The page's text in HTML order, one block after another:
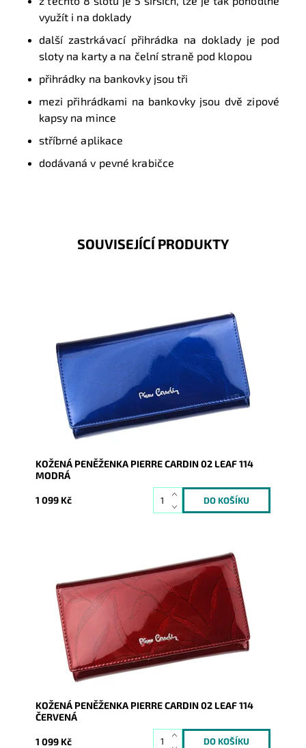
využít i na doklady
další zastrkávací přihrádka na doklady je pod
sloty na karty a na čelní straně pod klopou
přihrádky na bankovky jsou tři
mezi přihrádkami na bankovky jsou dvě zipové
kapsy na mince
stříbrné aplikace
dodávaná v pevné krabičce
SOUVISEJÍCÍ PRODUKTY
Velmi luxusní kožená peněženka známé značky Pierre
Cardin z velmi příjemné kůže je nezbytným...
Dostupnost:
Značka:
Pierre Cardin
Záruka:
KOŽENÁ PENĚŽENKA PIERRE CARDIN 02 LEAF 114
MODRÁ
1 099 Kč
Velmi luxusní kožená peněženka známé značky Pierre
Cardin z velmi příjemné kůže je nezbytným...
Dostupnost:
Skladem
1808
Značka:
Pierre Cardin
Záruka:
2 roky
KOŽENÁ PENĚŽENKA PIERRE CARDIN 02 LEAF 114
ČERVENÁ
1 099 Kč